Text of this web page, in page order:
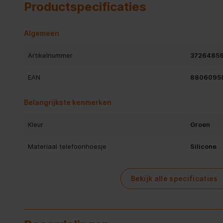
Productspecificaties
Algemeen
Artikelnummer
EAN
Belangrijkste kenmerken
Kleur Groen
Materiaal telefoonhoesje Silicone
Algemene eigenschappen
Bekijk alle specificaties